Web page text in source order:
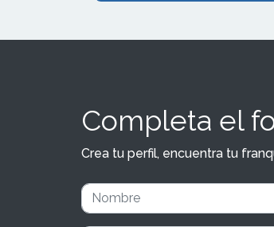
Completa el
Crea tu perfil, encuentra tu